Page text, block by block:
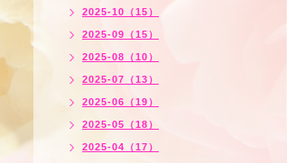
2025-10（15）
2025-09（15）
2025-08（10）
2025-07（13）
2025-06（19）
2025-05（18）
2025-04（17）